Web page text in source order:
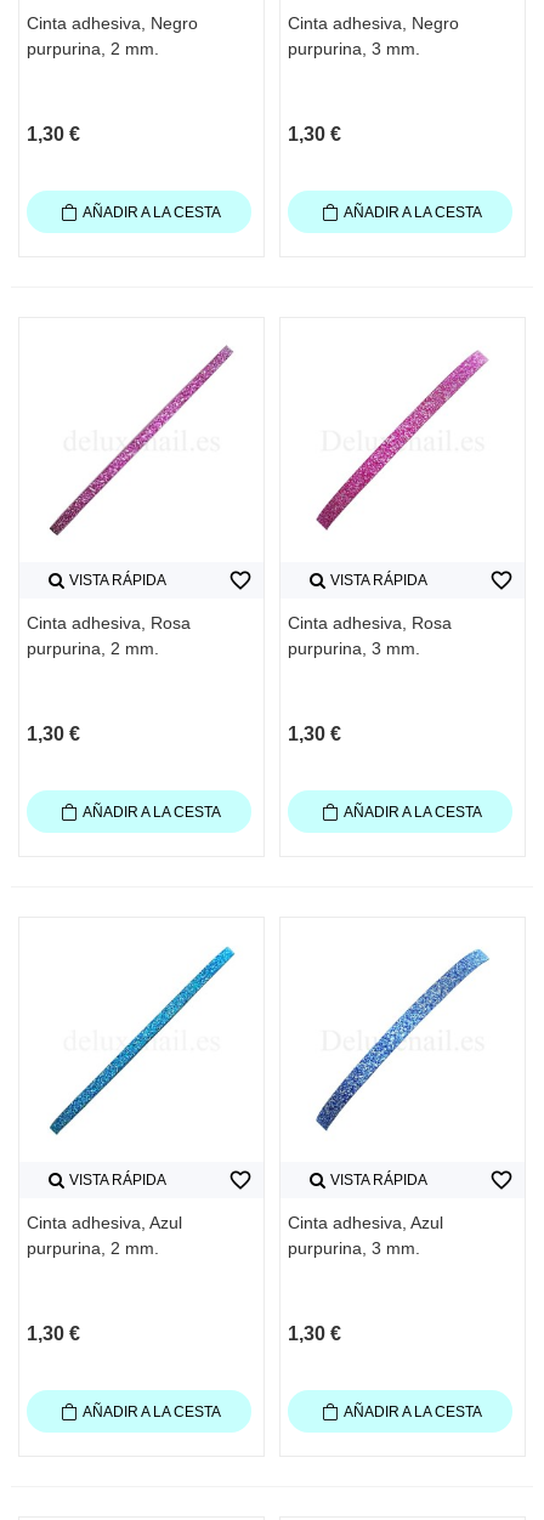
Cinta adhesiva, Negro
purpurina, 2 mm.
1,30 €
AÑADIR A LA CESTA
Cinta adhesiva, Negro
purpurina, 3 mm.
1,30 €
AÑADIR A LA CESTA
VISTA RÁPIDA
Cinta adhesiva, Rosa
purpurina, 2 mm.
1,30 €
favorite_border
AÑADIR A LA CESTA
VISTA RÁPIDA
Cinta adhesiva, Rosa
purpurina, 3 mm.
1,30 €
favorite_border
AÑADIR A LA CESTA
VISTA RÁPIDA
Cinta adhesiva, Azul
purpurina, 2 mm.
1,30 €
favorite_border
AÑADIR A LA CESTA
VISTA RÁPIDA
Cinta adhesiva, Azul
purpurina, 3 mm.
1,30 €
favorite_border
AÑADIR A LA CESTA